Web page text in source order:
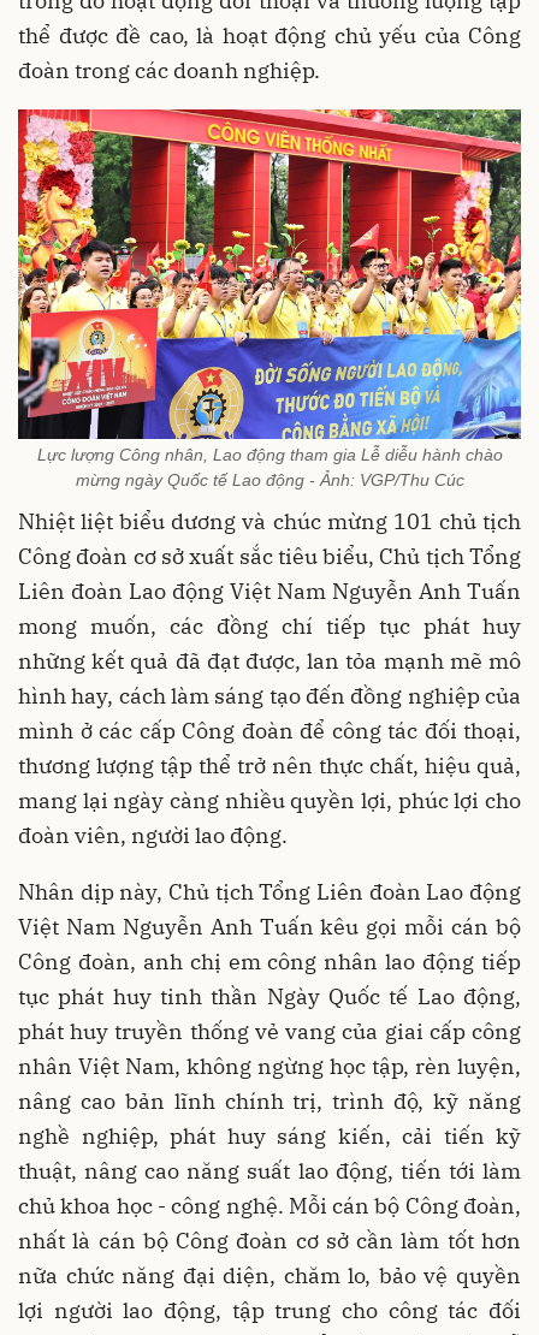
thể được đề cao, là hoạt động chủ yếu của Công
đoàn trong các doanh nghiệp.
Lực lượng Công nhân, Lao động tham gia Lễ diễu hành chào
mừng ngày Quốc tế Lao động - Ảnh: VGP/Thu Cúc
Nhiệt liệt biểu dương và chúc mừng 101 chủ tịch
Công đoàn cơ sở xuất sắc tiêu biểu, Chủ tịch Tổng
Liên đoàn Lao động Việt Nam Nguyễn Anh Tuấn
mong muốn, các đồng chí tiếp tục phát huy
những kết quả đã đạt được, lan tỏa mạnh mẽ mô
hình hay, cách làm sáng tạo đến đồng nghiệp của
mình ở các cấp Công đoàn để công tác đối thoại,
thương lượng tập thể trở nên thực chất, hiệu quả,
mang lại ngày càng nhiều quyền lợi, phúc lợi cho
đoàn viên, người lao động.
Nhân dịp này, Chủ tịch Tổng Liên đoàn Lao động
Việt Nam Nguyễn Anh Tuấn kêu gọi mỗi cán bộ
Công đoàn, anh chị em công nhân lao động tiếp
tục phát huy tinh thần Ngày Quốc tế Lao động,
phát huy truyền thống vẻ vang của giai cấp công
nhân Việt Nam, không ngừng học tập, rèn luyện,
nâng cao bản lĩnh chính trị, trình độ, kỹ năng
nghề nghiệp, phát huy sáng kiến, cải tiến kỹ
thuật, nâng cao năng suất lao động, tiến tới làm
chủ khoa học - công nghệ. Mỗi cán bộ Công đoàn,
nhất là cán bộ Công đoàn cơ sở cần làm tốt hơn
nữa chức năng đại diện, chăm lo, bảo vệ quyền
lợi người lao động, tập trung cho công tác đối